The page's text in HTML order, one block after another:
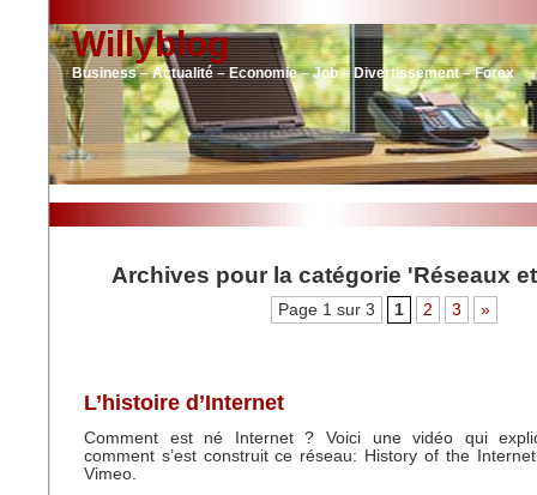
Willyblog
Business – Actualité – Economie – Job – Divertissement – Forex
Archives pour la catégorie 'Réseaux
Page 1 sur 3 1 2 3 »
L’histoire d’Internet
Comment est né Internet ? Voici une vidéo qui
comment s’est construit ce réseau: History of the
Vimeo.